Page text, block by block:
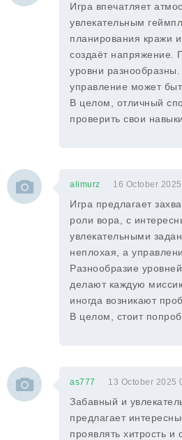
Игра впечатляет
увлекательным
планирования кражи
создаёт напряжение.
уровни
управление может
В целом, отличный
проверить свои
alimurz 16 October
Игра предлагает
роли вора, с
увлекательными
неплохая, а
Разнообразие
делают каждую
иногда возникают
В целом, стоит
as777 13 October 2025
Забавный и
предлагает
проявлять хитрость и